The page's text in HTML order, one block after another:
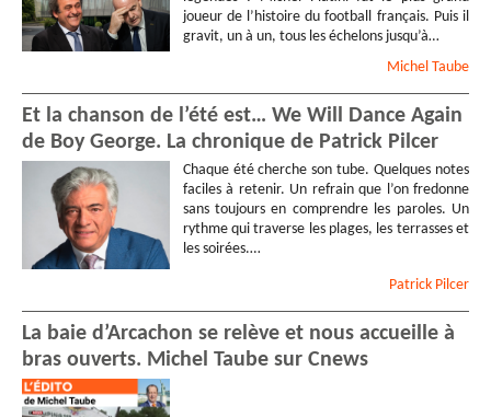
joueur de l’histoire du football français. Puis il
gravit, un à un, tous les échelons jusqu’à…
Michel Taube
Et la chanson de l’été est… We Will Dance Again
de Boy George. La chronique de Patrick Pilcer
Chaque été cherche son tube. Quelques notes
faciles à retenir. Un refrain que l’on fredonne
sans toujours en comprendre les paroles. Un
rythme qui traverse les plages, les terrasses et
les soirées.…
Patrick Pilcer
La baie d’Arcachon se relève et nous accueille à
bras ouverts. Michel Taube sur Cnews